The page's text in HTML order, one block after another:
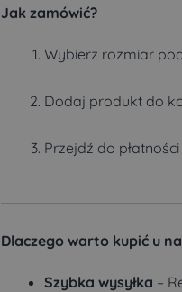
Jak zamówić?
Wybierz rozmiar
Dodaj produkt do
Przejdź do
Dlaczego warto kupić u
Szybka wysyłka –